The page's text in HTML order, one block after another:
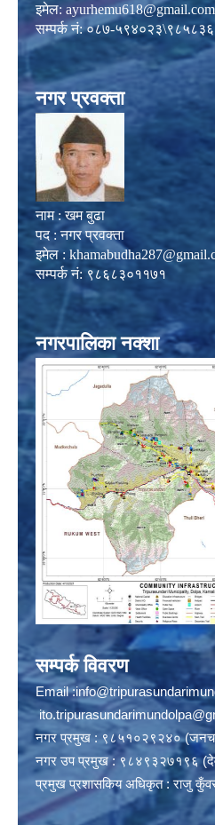
इमेल: ayurhemu618@gmail.com
सम्पर्क नं: ०८७-
नगर प्रवक्ता
नाम : खम बुढा
पद : नगर प्रवक्ता
इमेल :
सम्पर्क नं: ९८६८३०११७१
नगरपालिका नक्शा
सम्पर्क विवरण
Email :
नगर प्रमुख : ९८५१०२९२४०
नगर उप प्रमुख : ९८४९३२७१९६
प्रमुख प्रशासकिय अधिकृत : राजु